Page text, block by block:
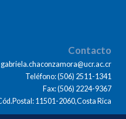
Contacto
Teléfono: (506) 2511-1341
Fax: (506) 2224-9367
11501-2060,Costa Rica